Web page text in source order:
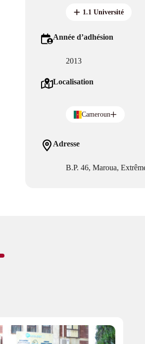
1.1 Université
Année d’adhésion
2013
Localisation
Cameroun
Adresse
B.P. 46, Maroua,